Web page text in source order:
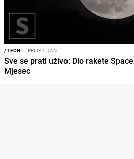
/TECH I PRIJE 1 DAN
Sve se prati uživo: Dio rakete
Mjesec